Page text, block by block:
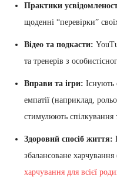
Практики
щоденні “перевірки”
Відео та подкасти:
та тренерів з
Вправи та ігри: Існують
емпатії (наприклад,
стимулюють спілкування
Здоровий спосіб життя:
збалансоване харчування
харчування для всієї